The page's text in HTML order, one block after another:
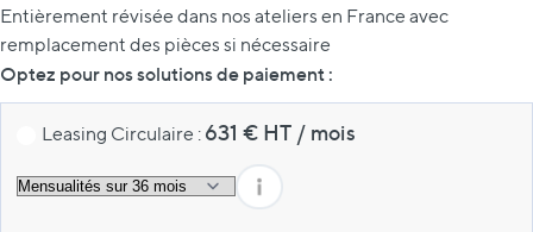
Entièrement révisée dans nos ateliers en France avec
remplacement des pièces si nécessaire
Optez pour nos solutions de paiement :
Leasing Circulaire : 631 € HT / mois